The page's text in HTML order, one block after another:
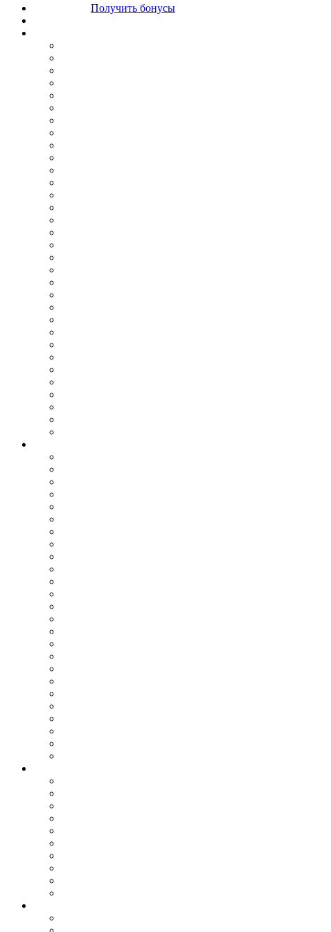
Получить бонусы